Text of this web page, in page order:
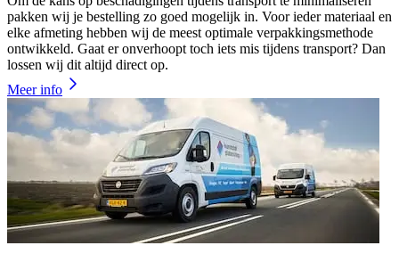
pakken wij je bestelling zo goed mogelijk in. Voor ieder materiaal en
elke afmeting hebben wij de meest optimale verpakkingsmethode
ontwikkeld. Gaat er onverhoopt toch iets mis tijdens transport? Dan
lossen wij dit altijd direct op.
Meer info